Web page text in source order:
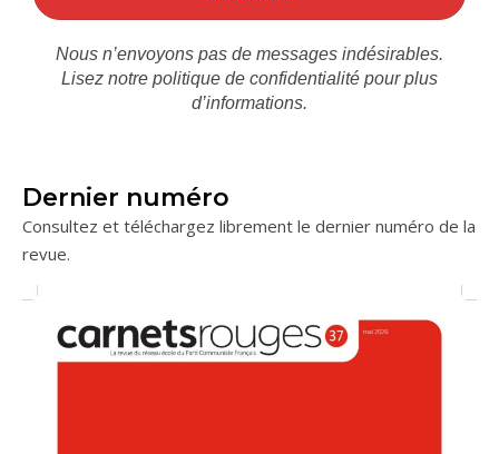
Nous n’envoyons pas de messages indésirables.
Lisez notre politique de confidentialité pour plus
d’informations.
Dernier numéro
Consultez et téléchargez librement le dernier numéro de la
revue.